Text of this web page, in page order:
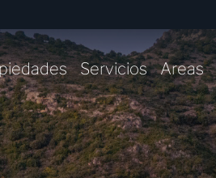
Servicios Areas